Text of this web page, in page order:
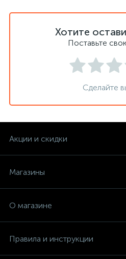
Хотите
Поставьте
Сделайте
Акции и скидки
Магазины
О магазине
Правила и инструкции